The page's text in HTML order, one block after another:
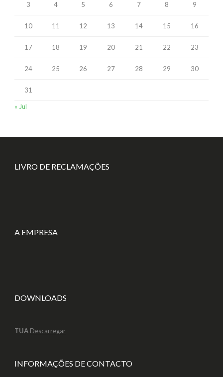
3 4 5 6 7 8 9
10 11 12 13 14 15 16
17 18 19 20 21 22 23
24 25 26 27 28 29 30
31
« Jul
LIVRO DE RECLAMAÇÕES
A EMPRESA
DOWNLOADS
TUA Descarregar
INFORMAÇÕES DE CONTACTO